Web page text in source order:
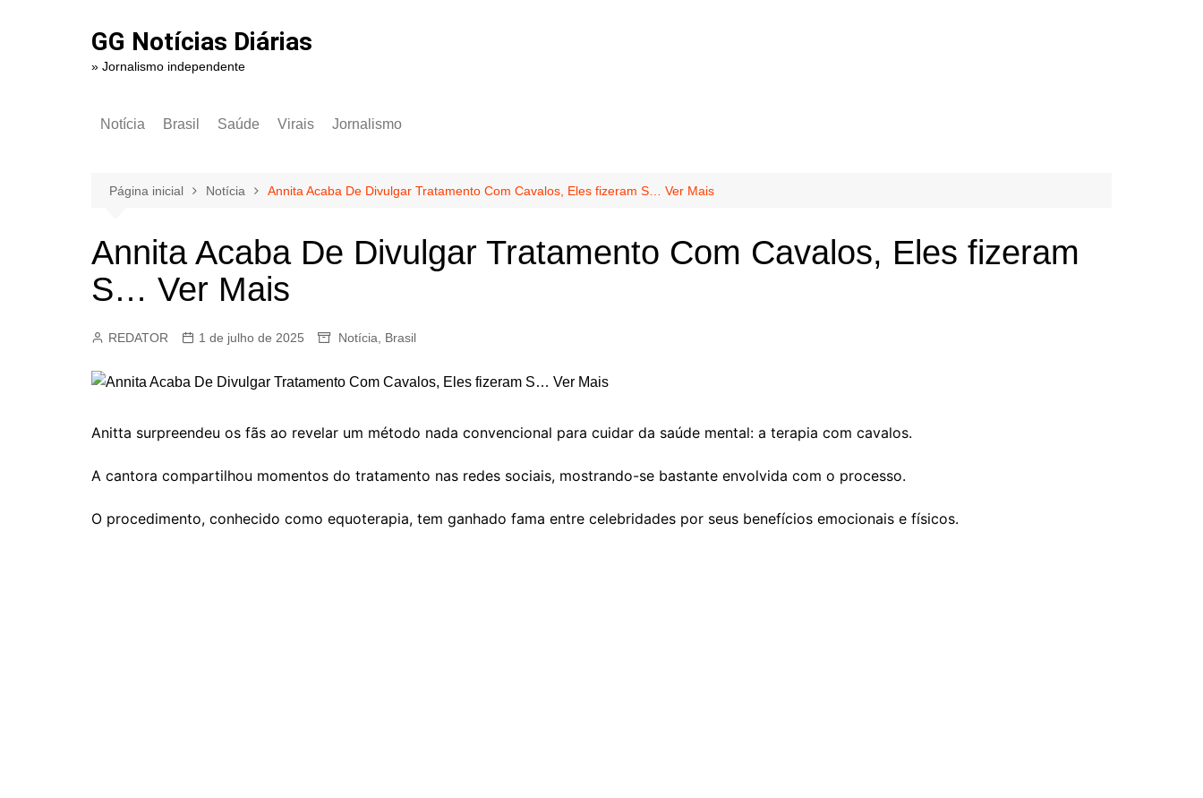
GG Notícias Diárias
» Jornalismo independente
Notícia Brasil Saúde Virais Jornalismo
Página inicial Notícia Annita Acaba De Divulgar Tratamento Com Cavalos, Eles fizeram S… Ver Mais
Annita Acaba De Divulgar Tratamento Com Cavalos, Eles fizeram
S… Ver Mais
REDATOR 1 de julho de 2025 Notícia Brasil
Anitta surpreendeu os fãs ao revelar um método nada convencional para cuidar da saúde mental: a terapia com cavalos.
A cantora compartilhou momentos do tratamento nas redes sociais, mostrando-se bastante envolvida com o processo.
O procedimento, conhecido como equoterapia, tem ganhado fama entre celebridades por seus benefícios emocionais e físicos.